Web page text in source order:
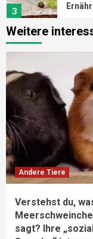
3
4
Was
5
Eine
1
sagt?
Andere
Weitere
Andere Tiere
Verstehst du,
sagt? Ihre